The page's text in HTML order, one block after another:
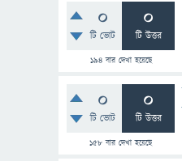
0
টি ভোট
0
টি উত্তর
194বার দেখা হয়েছে
0
টি ভোট
0
টি উত্তর
158 বার দেখা হয়েছে